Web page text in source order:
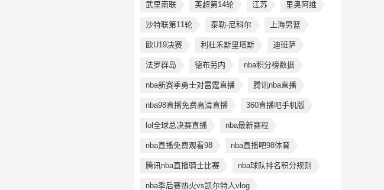
武里南联 英超第14轮 江苏 里奥阿维
沙特联第11轮 泰勒-尼科尔 上海男篮
欧U19决赛 利杜禾斯里塔斯 迪班萨
法罗群岛 德布劳内 nba积分榜数据
nba新赛季勇士对雷霆直播 腾讯nba直播
nba98直播免费高清直播 360直播吧手机版
lol全球总决赛直播 nba最新赛程
nba直播免费观看98 nba直播吧98体育
腾讯nba直播骑士比赛 nba球队排名积分规则
nba季后赛热火vs凯尔特人vlog